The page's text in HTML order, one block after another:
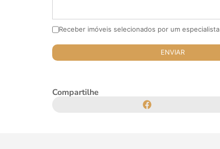
Receber imóveis selecionados por um especialista
Compartilhe